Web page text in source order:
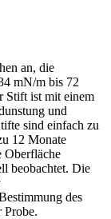
an, die
mN/m bis 72
Stift ist mit einem
und
sind einfach zu
12 Monate
Oberfläche
beobachtet. Die
des
Probe.